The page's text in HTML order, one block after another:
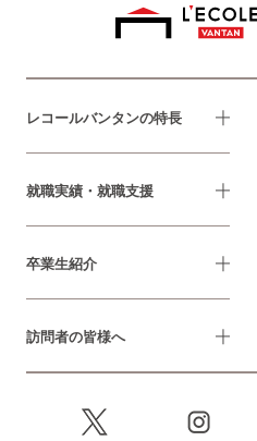
レコールバンタンの特長
就職実績・就職支援
卒業生紹介
訪問者の皆様へ